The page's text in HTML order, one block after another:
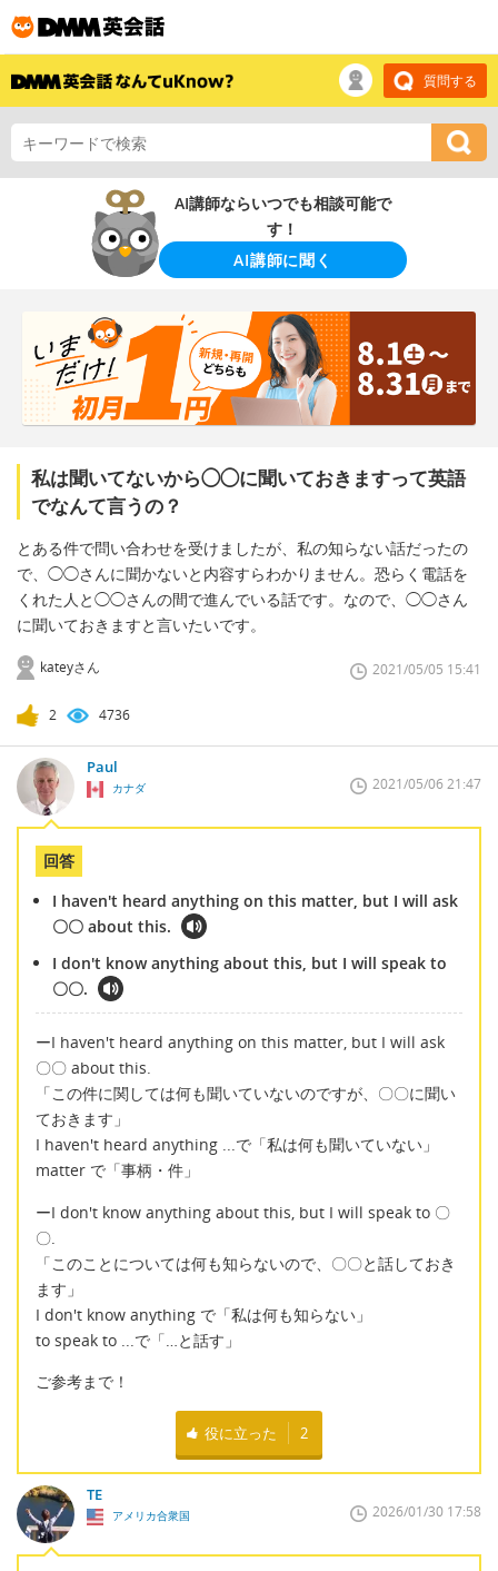
質問する
AI講師ならいつでも相談可能で
す！
AI講師に聞く
私は聞いてないから◯◯に聞いておきますって英語
でなんて言うの？
とある件で問い合わせを受けましたが、私の知らない話だったの
で、◯◯さんに聞かないと内容すらわかりません。恐らく電話を
くれた人と◯◯さんの間で進んでいる話です。なので、◯◯さん
に聞いておきますと言いたいです。
kateyさん 2021/05/05 15:41
2 4736
Paul
カナダ 2021/05/06 21:47
回答
I haven't heard anything on this matter, but I will ask
〇〇 about this.
I don't know anything about this, but I will speak to
〇〇.
ーI haven't heard anything on this matter, but I will ask
〇〇 about this.
「この件に関しては何も聞いていないのですが、〇〇に聞い
ておきます」
I haven't heard anything ...で「私は何も聞いていない」
matter で「事柄・件」
ーI don't know anything about this, but I will speak to 〇
〇.
「このことについては何も知らないので、〇〇と話しておき
ます」
I don't know anything で「私は何も知らない」
to speak to ...で「…と話す」
ご参考まで！
役に立った 2
TE
アメリカ合衆国 2026/01/30 17:58